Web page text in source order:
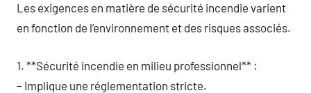
Les exigences en matière de sécurité incendie varient
en fonction de l’environnement et des risques associés.
1. **Sécurité incendie en milieu professionnel** :
– Implique une réglementation stricte.